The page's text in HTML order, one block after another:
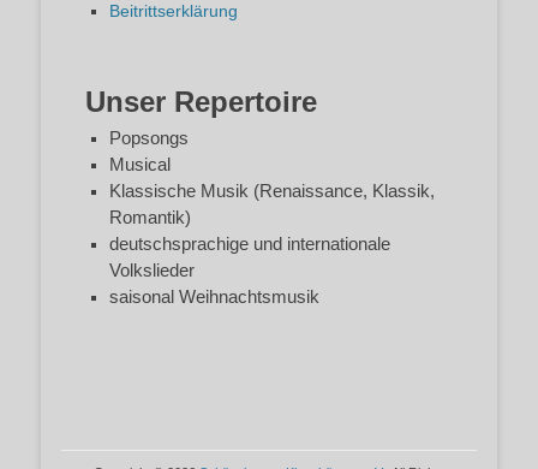
Beitrittserklärung
Unser Repertoire
Popsongs
Musical
Klassische Musik (Renaissance, Klassik,
Romantik)
deutschsprachige und internationale
Volkslieder
saisonal Weihnachtsmusik